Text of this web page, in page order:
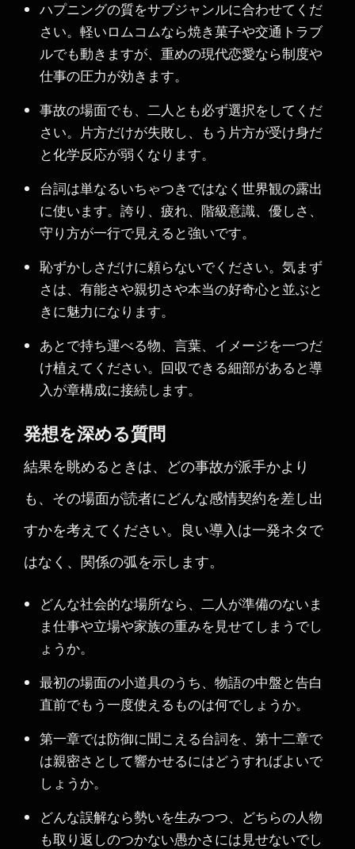
ハプニングの質をサブジャンルに合わせてくだ
さい。軽いロムコムなら焼き菓子や交通トラブ
ルでも動きますが、重めの現代恋愛なら制度や
仕事の圧力が効きます。
事故の場面でも、二人とも必ず選択をしてくだ
さい。片方だけが失敗し、もう片方が受け身だ
と化学反応が弱くなります。
台詞は単なるいちゃつきではなく世界観の露出
に使います。誇り、疲れ、階級意識、優しさ、
守り方が一行で見えると強いです。
恥ずかしさだけに頼らないでください。気まず
さは、有能さや親切さや本当の好奇心と並ぶと
きに魅力になります。
あとで持ち運べる物、言葉、イメージを一つだ
け植えてください。回収できる細部があると導
入が章構成に接続します。
発想を深める質問
結果を眺めるときは、どの事故が派手かより
も、その場面が読者にどんな感情契約を差し出
すかを考えてください。良い導入は一発ネタで
はなく、関係の弧を示します。
どんな社会的な場所なら、二人が準備のないま
ま仕事や立場や家族の重みを見せてしまうでし
ょうか。
最初の場面の小道具のうち、物語の中盤と告白
直前でもう一度使えるものは何でしょうか。
第一章では防御に聞こえる台詞を、第十二章で
は親密さとして響かせるにはどうすればよいで
しょうか。
どんな誤解なら勢いを生みつつ、どちらの人物
も取り返しのつかない愚かさには見せないでし